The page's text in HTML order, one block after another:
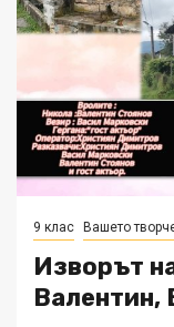
9 клас Вашето
Изворът
Валентин,